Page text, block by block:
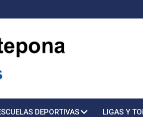
DEPORTIVAS LIGAS Y